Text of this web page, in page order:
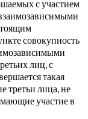
с участием
совокупность
лиц, с
такая
третьи лица, не
участие в